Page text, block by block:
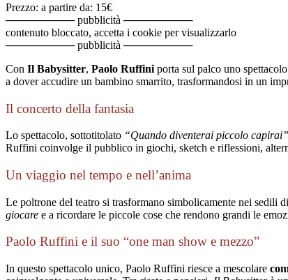
Prezzo: a partire da: 15€
───────── pubblicità ─────────
contenuto bloccato, accetta i cookie per visualizzarlo
───────── pubblicità ─────────
Con Il Babysitter, Paolo Ruffini porta sul palco uno
a dover accudire un bambino smarrito, trasformandosi in un
Il concerto della fantasia
Lo spettacolo, sottotitolato “Quando diventerai piccolo capirai”
Ruffini coinvolge il pubblico in giochi, sketch e riflessioni,
Un viaggio nel tempo e nell’anima
Le poltrone del teatro si trasformano simbolicamente nei sedili
giocare e a ricordare le piccole cose che rendono grandi le
Paolo Ruffini e il suo “one man show e mezzo”
In questo spettacolo unico, Paolo Ruffini riesce a mescolare